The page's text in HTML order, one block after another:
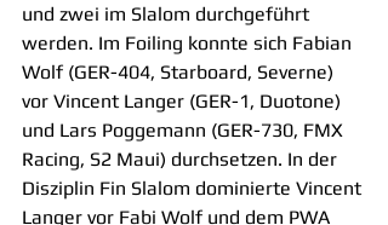
und zwei im Slalom durchgeführt
werden. Im Foiling konnte sich Fabian
Wolf (GER-404, Starboard, Severne)
vor Vincent Langer (GER-1, Duotone)
und Lars Poggemann (GER-730, FMX
Racing, S2 Maui) durchsetzen. In der
Disziplin Fin Slalom dominierte Vincent
Langer vor Fabi Wolf und dem PWA